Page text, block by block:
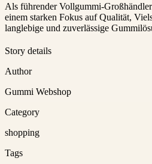
Als führender Vollgummi-
einem starken Fokus auf Qualität,
langlebige und zuverlässige
Story details
Author
Gummi Webshop
Category
shopping
Tags